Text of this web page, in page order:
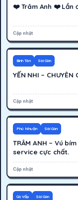
❤️ Trâm Anh ❤️ Lần
Cập nhật
Bình Tân Sài Gòn
YẾN NHI – CHUYÊN
Cập nhật
500K
Phú Nhuận Sài Gòn
TRÂM ANH – Vú
service cực chất.
Cập nhật
300K
Gò Vấp Sài Gòn